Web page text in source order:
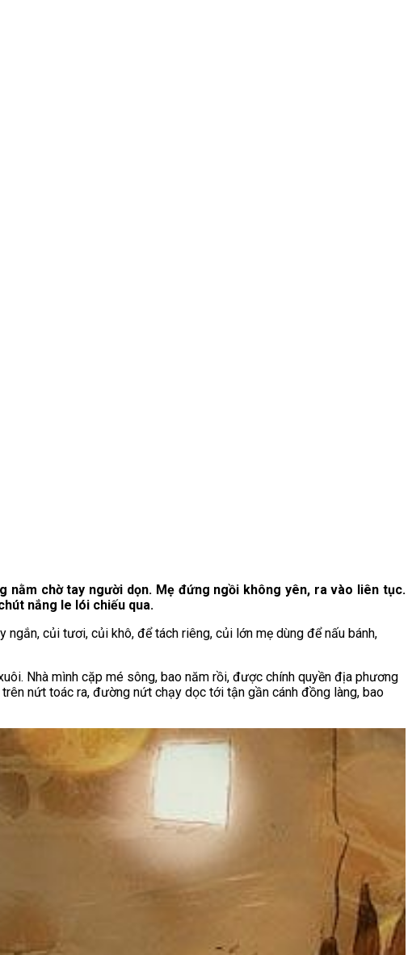
nằm chờ tay người dọn. Mẹ đứng ngồi không yên, ra vào liên tục.
nắng le lói chiếu qua.
củi tươi, củi khô, để tách riêng, củi lớn mẹ dùng để nấu bánh,
Nhà mình cặp mé sông, bao năm rồi, được chính quyền địa phương
nứt toác ra, đường nứt chạy dọc tới tận gần cánh đồng làng, bao